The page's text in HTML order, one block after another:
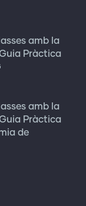
amb la
Pràctica
amb la
Pràctica
de